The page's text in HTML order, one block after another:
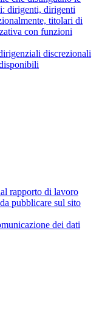
dirigenti, dirigenti
titolari di
con funzioni
discrezionali
rapporto di lavoro
pubblicare sul sito
dei dati